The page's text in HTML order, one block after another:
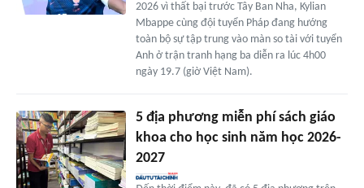
2026 vì thất bại trước Tây Ban Nha, Kylian
Mbappe cùng đội tuyển Pháp đang hướng
toàn bộ sự tập trung vào màn so tài với tuyển
Anh ở trận tranh hạng ba diễn ra lúc 4h00
ngày 19.7 (giờ Việt Nam).
5 địa phương miễn phí sách giáo
khoa cho học sinh năm học 2026-
2027